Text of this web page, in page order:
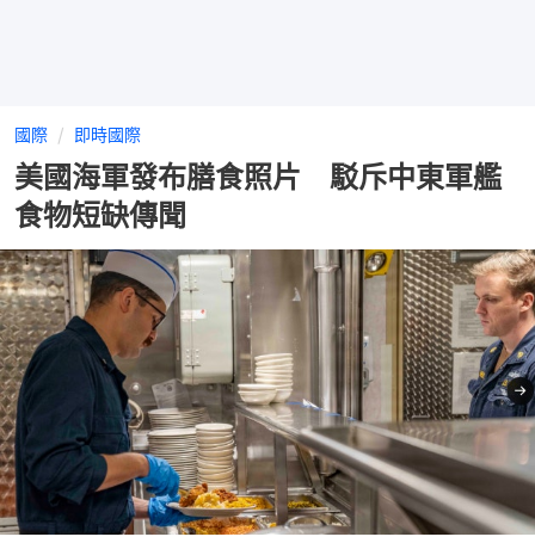
國際 即時國際
美國海軍發布膳食照片 駁斥中東軍艦
食物短缺傳聞